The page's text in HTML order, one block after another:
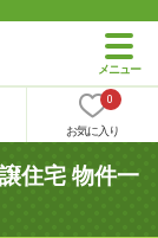
0
お気に入り
住宅 物件一